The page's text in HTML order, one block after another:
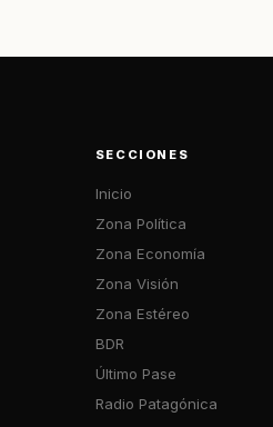
SECCIONES
Inicio
Zona Política
Zona Economía
Zona Visión
Zona Estéreo
BDR
Último Pase
Radio Patagónica